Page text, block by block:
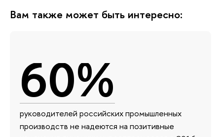
Вам также может быть интересно:
60%
руководителей российских промышленных
производств не надеются на позитивные